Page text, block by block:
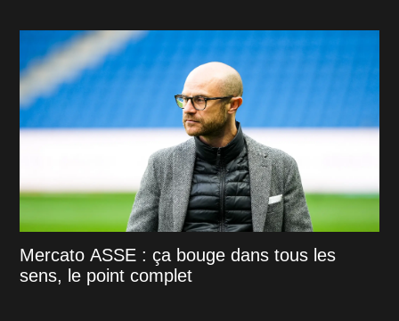
Mercato ASSE : ça bouge dans tous les
sens, le point complet